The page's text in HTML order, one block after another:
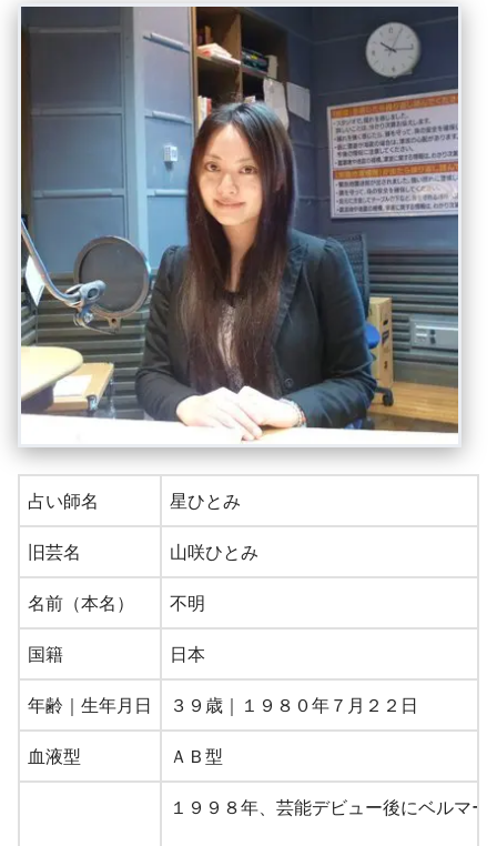
占い師名 星ひとみ
旧芸名 山咲ひとみ
名前（本名） 不明
国籍 日本
年齢｜生年月日 ３９歳｜１９８０年７月２２日
血液型 ＡＢ型
１９９８年、芸能デビュー後にベルマ